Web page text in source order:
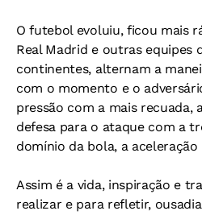
O futebol evoluiu, ficou mais
Real Madrid e outras equipes
continentes, alternam a
com o momento e o
pressão com a mais recuada,
defesa para o ataque com a
domínio da bola, a aceleração
Assim é a vida, inspiração e
realizar e para refletir,